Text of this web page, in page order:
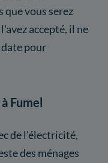
vous serez
accepté, il ne
pour
Fumel
de l'électricité,
des ménages